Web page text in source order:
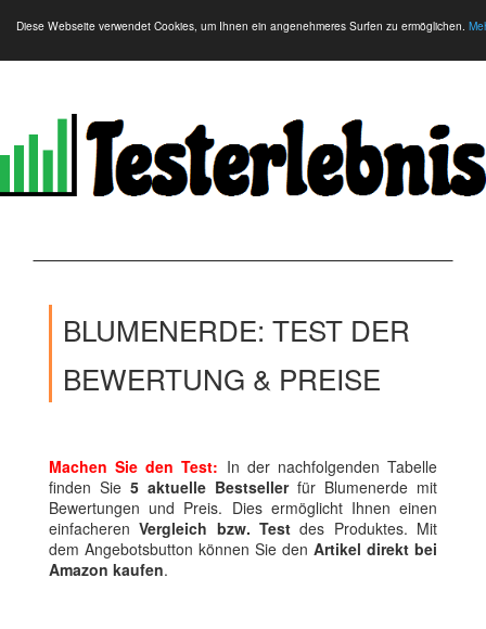
Diese Webseite verwendet Cookies, um Ihnen ein angenehmeres Surfen zu ermöglichen.
BLUMENERDE: TEST DER
BEWERTUNG & PREISE
Machen Sie den Test: In der nachfolgenden Tabelle
finden Sie 5 aktuelle Bestsellerfür Blumenerde mit
Bewertungen und Preis. Dies ermöglicht Ihnen einen
einfacherenVergleich bzw. Test des Produktes. Mit
dem Angebotsbutton können Sie den Artikel direkt bei
Amazon kaufen.